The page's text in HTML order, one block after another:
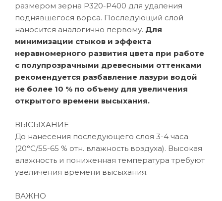
размером зерна P320-Р400 для удаления
поднявшегося ворса. Последующий слой
наносится аналогично первому. Для
минимизации стыков и эффекта
неравномерного развития цвета при работе
с полупрозрачными древесными оттенками
рекомендуется разбавление лазури водой
не более 10 % по объему для увеличения
открытого времени высыхания.
ВЫСЫХАНИЕ
До нанесения последующего слоя 3-4 часа
(20°C/55-65 % отн. влажность воздуха). Высокая
влажность и пониженная температура требуют
увеличения времени высыхания.
ВАЖНО